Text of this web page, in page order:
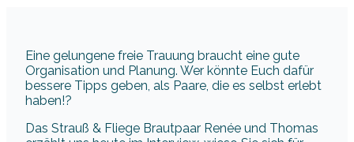
Eine gelungene freie Trauung braucht eine gute
Organisation und Planung. Wer könnte Euch dafür
bessere Tipps geben, als Paare, die es selbst erlebt
haben!?
Das Strauß & Fliege Brautpaar Renée und Thomas